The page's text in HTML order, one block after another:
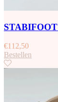
€112,50
Bestellen